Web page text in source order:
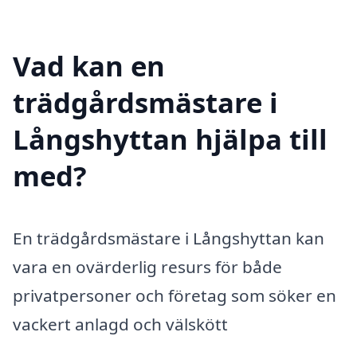
Vad kan en
trädgårdsmästare i
Långshyttan hjälpa till
med?
En trädgårdsmästare i Långshyttan kan
vara en ovärderlig resurs för både
privatpersoner och företag som söker en
vackert anlagd och välskött